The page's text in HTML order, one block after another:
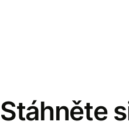
Stáhněte